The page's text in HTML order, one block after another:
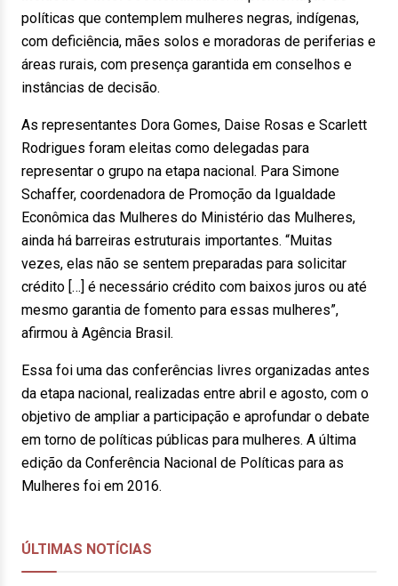
políticas que contemplem mulheres negras, indígenas,
com deficiência, mães solos e moradoras de periferias e
áreas rurais, com presença garantida em conselhos e
instâncias de decisão.
As representantes Dora Gomes, Daise Rosas e Scarlett
Rodrigues foram eleitas como delegadas para
representar o grupo na etapa nacional. Para Simone
Schaffer, coordenadora de Promoção da Igualdade
Econômica das Mulheres do Ministério das Mulheres,
ainda há barreiras estruturais importantes. “Muitas
vezes, elas não se sentem preparadas para solicitar
crédito […] é necessário crédito com baixos juros ou até
mesmo garantia de fomento para essas mulheres”,
afirmou à Agência Brasil.
Essa foi uma das conferências livres organizadas antes
da etapa nacional, realizadas entre abril e agosto, com o
objetivo de ampliar a participação e aprofundar o debate
em torno de políticas públicas para mulheres. A última
edição da Conferência Nacional de Políticas para as
Mulheres foi em 2016.